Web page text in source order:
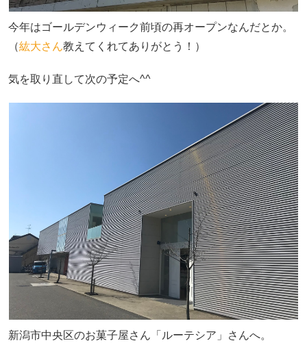
今年はゴールデンウィーク前頃の再オープンなんだとか。
（紘大さん教えてくれてありがとう！）
気を取り直して次の予定へ^^
新潟市中央区のお菓子屋さん「ルーテシア」さんへ。